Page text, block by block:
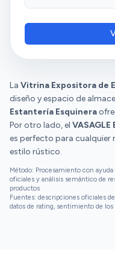
La Vitrina Expositora de
diseño y espacio de
Estantería Esquinera
Por otro lado, el
es perfecto para
estilo rústico.
Método: Procesamiento con
oficiales y análisis semántico de
productos
Fuentes: descripciones oficiales
datos de rating, sentimiento de